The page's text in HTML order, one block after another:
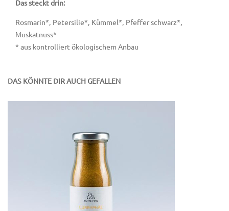
Das steckt drin:
Rosmarin*, Petersilie*, Kümmel*, Pfeffer schwarz*,
Muskatnuss*
* aus kontrolliert ökologischem Anbau
DAS KÖNNTE DIR AUCH GEFALLEN